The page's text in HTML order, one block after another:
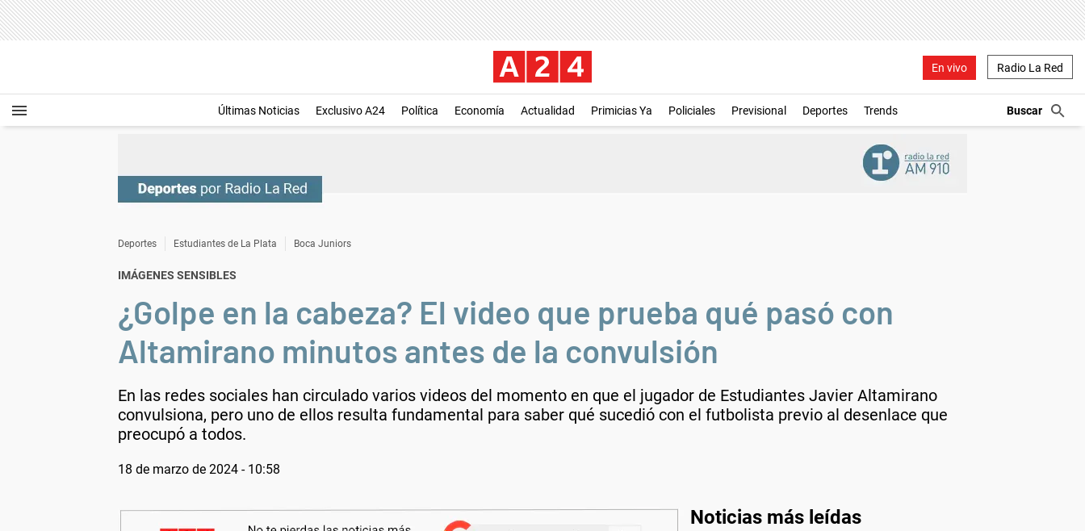
En vivo Radio La Red
Últimas Noticias Exclusivo A24 Política Economía Actualidad Primicias Ya Policiales Previsional Deportes Trends
Deportes Estudiantes de La Plata Boca Juniors
IMÁGENES SENSIBLES
¿Golpe en la cabeza? El video que prueba qué pasó con
Altamirano minutos antes de la convulsión
En las redes sociales han circulado varios videos del momento en que el jugador de Estudiantes Javier Altamirano
convulsiona, pero uno de ellos resulta fundamental para saber qué sucedió con el futbolista previo al desenlace que
preocupó a todos.
18 de marzo de 2024 - 10:58
Noticias más leídas